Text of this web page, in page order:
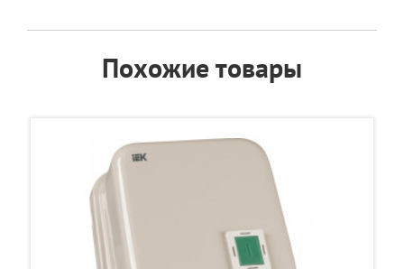
Похожие товары